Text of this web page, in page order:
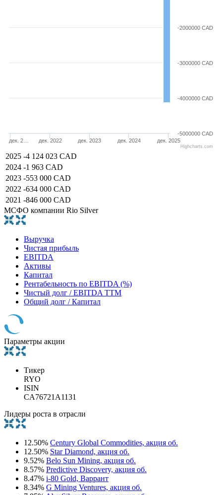
дек. 2… дек. 2022 дек. 2023 дек. 2024 дек. 2025
-5000000 CAD
-4000000 CAD
-3000000 CAD
-2000000 CAD
Highcharts.com
2025 -4 124 023 CAD
2024 -1 963 CAD
2023 -553 000 CAD
2022 -634 000 CAD
2021 -846 000 CAD
МСФО компании Rio Silver
Выручка
Чистая прибыль
EBITDA
Активы
Капитал
Рентабельность по EBITDA (%)
Чистый долг / EBITDA TTM
Общий долг / Капитал
Параметры акции
Тикер
RYO
ISIN
CA76721A1131
Лидеры роста в отрасли
12.50% Century Global Commodities, акция об.
12.50% Star Diamond, акция об.
9.52% Belo Sun Mining, акция об.
8.57% Predictive Discovery, акция об.
8.47% i-80 Gold, Варрант
8.34% G Mining Ventures, акция об.